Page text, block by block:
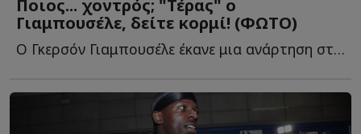
Ποιος... χοντρός; "Τέρας" ο
Γιαμπουσέλε, δείτε κορμί! (ΦΩΤΟ)
Ο Γκερσόν Γιαμπουσέλε έκανε μια ανάρτηση στα social media, κ...